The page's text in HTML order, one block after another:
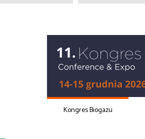
Kongres Biogazu